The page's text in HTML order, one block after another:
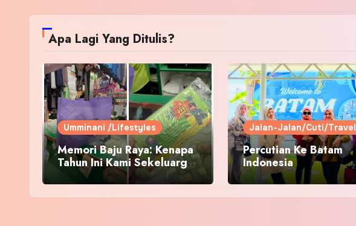
Apa Lagi Yang Ditulis?
Umminani /Lifestyles
Memori Baju Raya: Kenapa
Tahun Ini Kami Sekeluarga
Kembali ke Pusat Pakaian
Hari-Hari?
Jalan-Jalan/Cuti/Travel
Percutian Ke Batam
Indonesia